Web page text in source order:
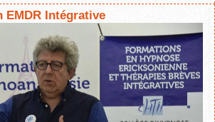
EMDR Intégrative